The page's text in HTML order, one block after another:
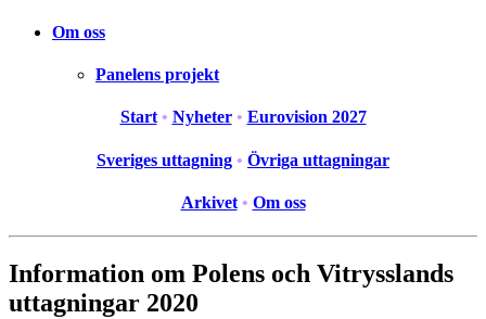
Om oss
Panelens projekt
Start • Nyheter • Eurovision 2027
Sveriges uttagning • Övriga uttagningar
Arkivet • Om oss
Information om Polens och Vitrysslands
uttagningar 2020